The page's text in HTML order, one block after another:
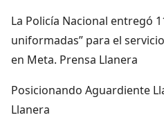
La Policía Nacional entregó
uniformadas” para el
en Meta. Prensa Llanera
Posicionando Aguardiente
Llanera